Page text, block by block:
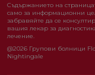
Съдържанието на
само за информационни
забравяйте да се
вашия лекар за
лечение.
@2026 Групови болници
Nightingale